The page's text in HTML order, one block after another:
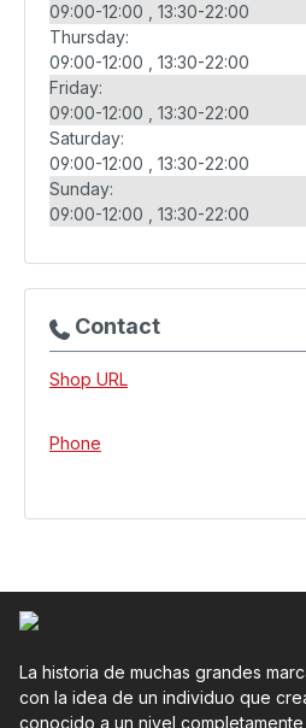
09:00-12:00
13:30-22:00
Thursday:
09:00-12:00
13:30-22:00
Friday:
09:00-12:00
13:30-22:00
Saturday:
09:00-12:00
13:30-22:00
Sunday:
09:00-12:00
13:30-22:00
Contact
Shop URL
Phone
La historia de muchas grandes
con la idea de un individuo que
conocido a un nivel